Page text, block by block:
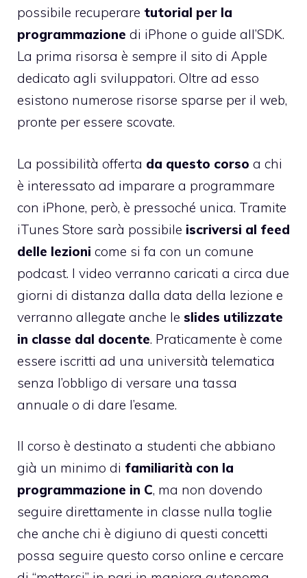
possibile recuperare tutorial per la
programmazione di iPhone o guide all’SDK.
La prima risorsa è sempre il sito di Apple
dedicato agli sviluppatori. Oltre ad esso
esistono numerose risorse sparse per il web,
pronte per essere scovate.
La possibilità offerta da questo corso a chi
è interessato ad imparare a programmare
con iPhone, però, è pressoché unica. Tramite
iTunes Store sarà possibile iscriversi al feed
delle lezioni come si fa con un comune
podcast. I video verranno caricati a circa due
giorni di distanza dalla data della lezione e
verranno allegate anche le slides utilizzate
in classe dal docente. Praticamente è come
essere iscritti ad una università telematica
senza l’obbligo di versare una tassa
annuale o di dare l’esame.
Il corso è destinato a studenti che abbiano
già un minimo di familiarità con la
programmazione in C, ma non dovendo
seguire direttamente in classe nulla toglie
che anche chi è digiuno di questi concetti
possa seguire questo corso online e cercare